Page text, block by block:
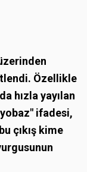
Özellikle
hızla yayılan
ifadesi,
çıkış kime